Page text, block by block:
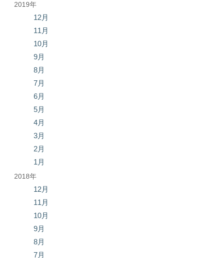
2019年
12月
11月
10月
9月
8月
7月
6月
5月
4月
3月
2月
1月
2018年
12月
11月
10月
9月
8月
7月